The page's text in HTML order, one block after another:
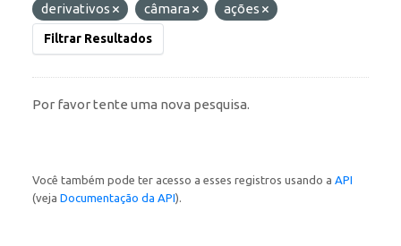
derivativos
câmara ações
Filtrar Resultados
Por favor tente uma nova pesquisa.
Você também pode ter acesso a esses registros usando a API
(veja Documentação da API).